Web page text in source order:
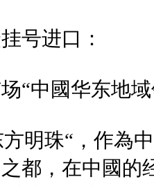
号进口：
“中國华东地
方明珠“，作為
都，在中國